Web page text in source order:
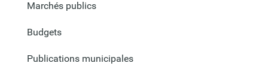
Marchés publics
Budgets
Publications municipales